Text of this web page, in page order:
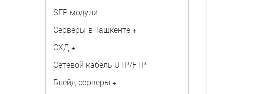
SFP модули
Серверы в Ташкенте +
СХД +
Сетевой кабель UTP/FTP
Блейд-серверы +